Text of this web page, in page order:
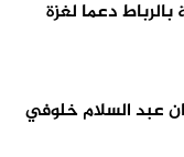
دعما لغزة
عبد السلام خلوفي